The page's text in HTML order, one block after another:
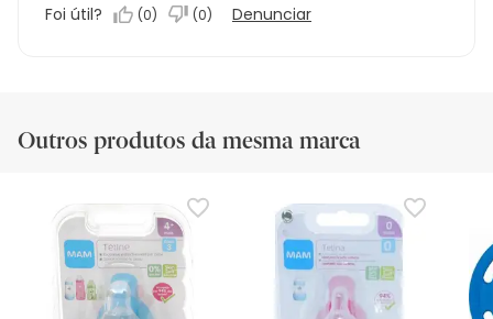
1.0
Foi útil? (0) (0) Denunciar
Outros produtos da mesma marca